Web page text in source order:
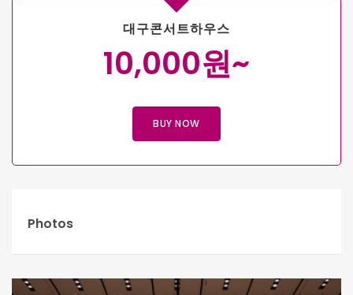
대구콘서트하우스
10,000원~
BUY NOW
Photos